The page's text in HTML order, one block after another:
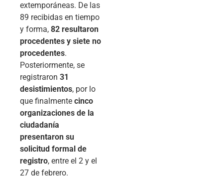
extemporáneas. De las
89 recibidas en tiempo
y forma, 82 resultaron
procedentes y siete no
procedentes.
Posteriormente, se
registraron 31
desistimientos, por lo
que finalmente cinco
organizaciones de la
ciudadanía
presentaron su
solicitud formal de
registro, entre el 2 y el
27 de febrero.